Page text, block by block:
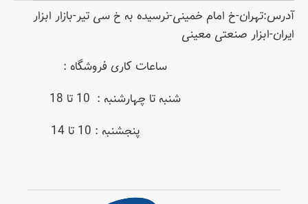
آدرس:تهران-خ امام خمینی-نرسیده به خ سی تیر-بازار ابزار
ایران-ابزار صنعتی معینی
ساعات کاری فروشگاه :
شنبه تا چهارشنبه : 10 تا 18
پنجشنبه : 10 تا 14